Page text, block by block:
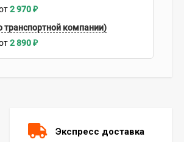
2 970₽
компании)
2 890₽
Экспресс доставка